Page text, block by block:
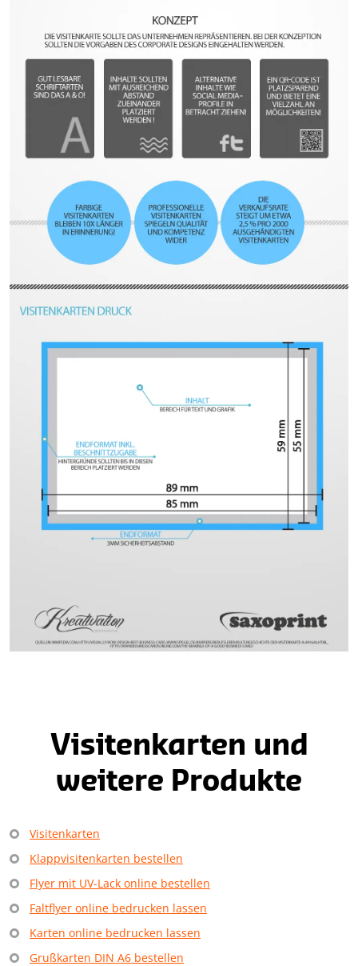
Visitenkarten und
weitere Produkte
Visitenkarten
Klappvisitenkarten bestellen
Flyer mit UV-Lack online bestellen
Faltflyer online bedrucken lassen
Karten online bedrucken lassen
Grußkarten DIN A6 bestellen